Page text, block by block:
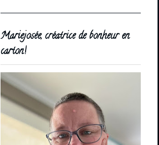
Mariejosée, créatrice de bonheur en
carton!